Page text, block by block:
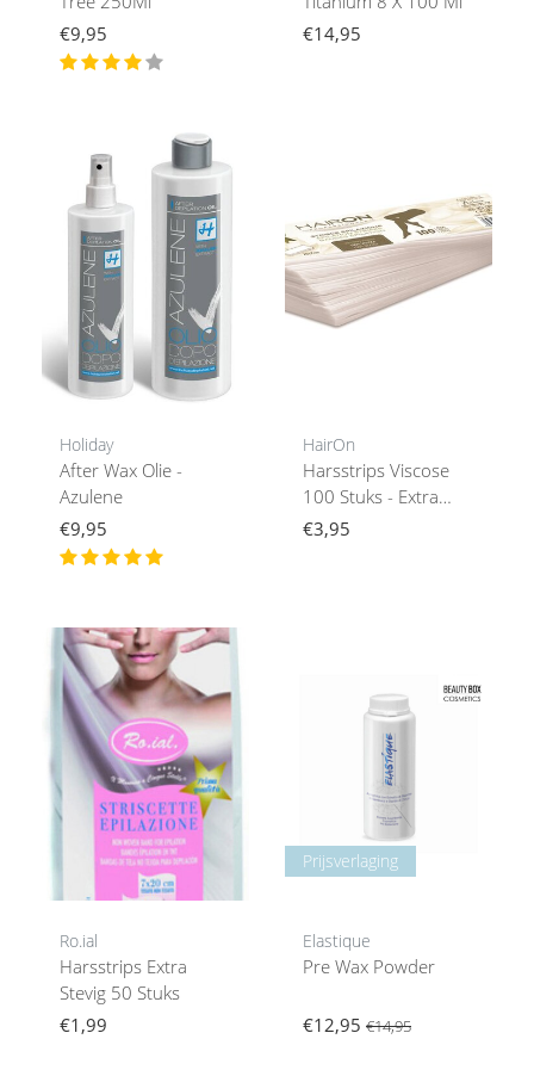
€9,95
€14,95
Holiday
After Wax Olie -
Azulene
€9,95
HairOn
Harsstrips Viscose
100 Stuks - Extra
Zachte Stripwax
€3,95
Ro.ial
Harsstrips Extra
Stevig 50 Stuks
€1,99
Prijsverlaging
Elastique
Pre Wax Powder
€12,95 €14,95